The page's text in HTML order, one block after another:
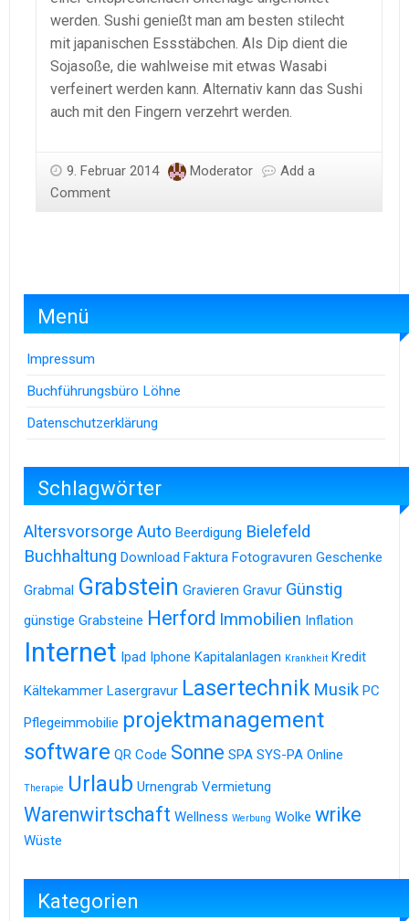
werden. Sushi genießt man am besten stilecht
mit japanischen Essstäbchen. Als Dip dient die
Sojasoße, die wahlweise mit etwas Wasabi
verfeinert werden kann. Alternativ kann das Sushi
auch mit den Fingern verzehrt werden.
9. Februar 2014 Moderator
Add a
Comment
Menü
Impressum
Buchführungsbüro Löhne
Datenschutzerklärung
Schlagwörter
Altersvorsorge Auto Beerdigung Bielefeld
Buchhaltung Download Faktura Fotogravuren Geschenke
Grabmal Grabstein Gravieren Gravur Günstig
günstige Grabsteine Herford Immobilien Inflation
Internet Ipad Iphone Kapitalanlagen Krankheit Kredit
Kältekammer Lasergravur Lasertechnik Musik PC
Pflegeimmobilie projektmanagement
software QR Code Sonne SPA SYS-PA Online
Therapie Urlaub Urnengrab Vermietung
Warenwirtschaft Wellness Werbung Wolke wrike
Wüste
Kategorien